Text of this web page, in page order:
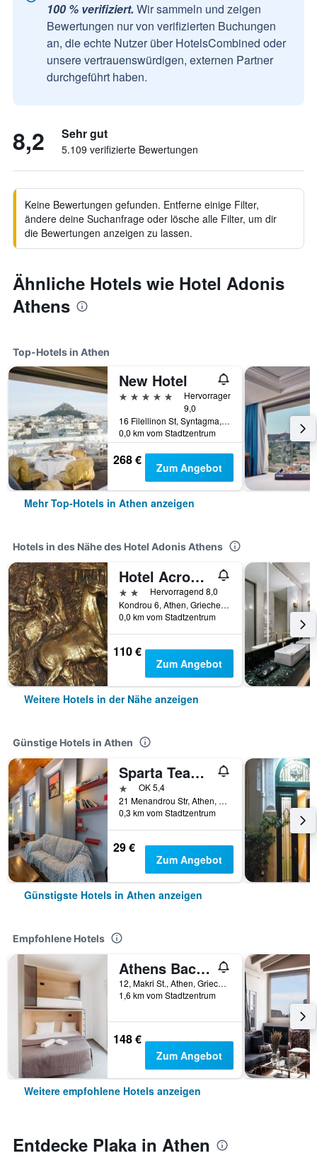
100 % verifiziert. Wir sammeln und zeigen
Bewertungen nur von verifizierten Buchungen
an, die echte Nutzer über HotelsCombined oder
unsere vertrauenswürdigen, externen Partner
durchgeführt haben.
8,2 Sehr gut
5.109 verifizierte Bewertungen
Keine Bewertungen gefunden. Entferne einige Filter,
ändere deine Suchanfrage oder lösche alle Filter, um dir
die Bewertungen anzeigen zu lassen.
Ähnliche Hotels wie Hotel Adonis
Athens
Top-Hotels in Athen
New Hotel
5 Sterne
Hervorragend
9,0
16 Filellinon St, Syntagma, Athen, Griechenland
0,0 km vom Stadtzentrum
268 € Zum Angebot
Mehr Top-Hotels in Athen anzeigen
Hotels in des Nähe des Hotel Adonis Athens
Hotel Acropolis House
2 SterneHervorragend 8,0
Kondrou 6, Athen, Griechenland
0,0 km vom Stadtzentrum
110 €
Zum Angebot
Weitere Hotels in der Nähe anzeigen
Günstige Hotels in Athen
Sparta Team Hotel - Hostel
1 Stern
OK 5,4
21 Menandrou Str, Athen, Griechenland
0,3 km vom Stadtzentrum
29 €
Zum Angebot
Günstigste Hotels in Athen anzeigen
Empfohlene Hotels
Athens Backpackers
12, Makri St., Athen, Griechenland
1,6 km vom Stadtzentrum
148 €
Zum Angebot
Weitere empfohlene Hotels anzeigen
Entdecke Plaka in Athen